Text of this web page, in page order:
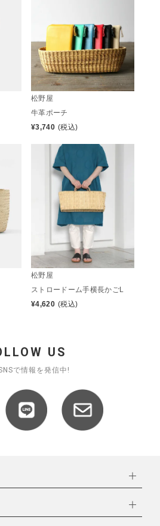
松野屋
牛革ポーチ
¥3,740 (税込)
松野屋
ストロードーム手横長かごL
¥4,620 (税込)
US
で情報を発信中!
いただけます。